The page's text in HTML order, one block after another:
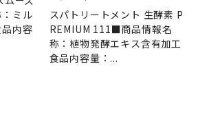
ミル
内容
スパトリートメント 生酵素 P
REMIUM 111■商品情報名
称：植物発酵エキス含有加工
食品内容量：...